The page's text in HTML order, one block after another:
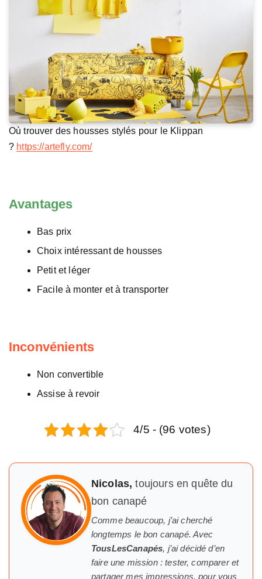
Où trouver des housses stylés pour le Klippan
? https://artefly.com/
Avantages
Bas prix
Choix intéressant de housses
Petit et léger
Facile à monter et à transporter
Inconvénients
Non convertible
Assise à revoir
4/5 - (96 votes)
Nicolas,toujours en quête du
bon canapé
Comme beaucoup, j’ai cherché
longtemps lebon canapé. Avec
TousLesCanapés, j’ai décidé d’en
faire une mission : tester, comparer et
partager mes impressions, pour vous